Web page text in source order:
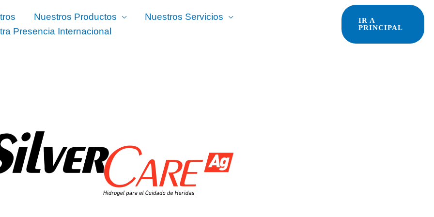
Nuestros Productos
Nuestros Servicios
Presencia Internacional
IR A
PRINCIPAL